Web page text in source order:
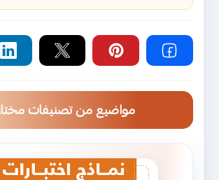
مواضيع من تصنيفات